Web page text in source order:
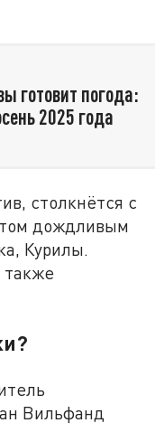
готовит погода:
2025 года
столкнётся с
дождливым
Курилы.
также
Вильфанд